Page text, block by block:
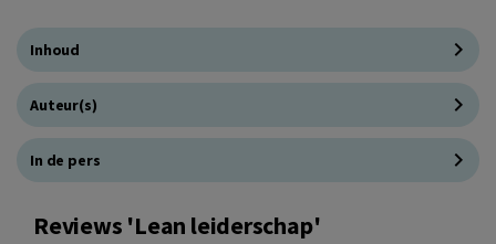
Inhoud
Auteur(s)
In de pers
Reviews 'Lean leiderschap'